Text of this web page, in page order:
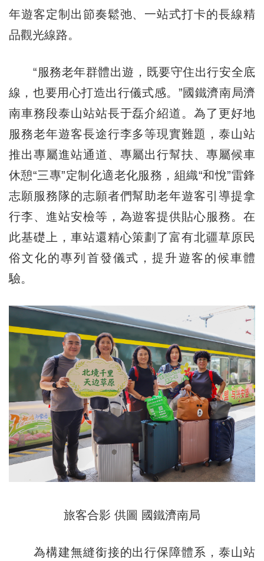
年遊客定制出節奏鬆弛、一站式打卡的長線精
品觀光線路。
“服務老年群體出遊，既要守住出行安全底
線，也要用心打造出行儀式感。”國鐵濟南局濟
南車務段泰山站站長于磊介紹道。為了更好地
服務老年遊客長途行李多等現實難題，泰山站
推出專屬進站通道、專屬出行幫扶、專屬候車
休憩“三專”定制化適老化服務，組織“和悅”雷鋒
志願服務隊的志願者們幫助老年遊客引導提拿
行李、進站安檢等，為遊客提供貼心服務。在
此基礎上，車站還精心策劃了富有北疆草原民
俗文化的專列首發儀式，提升遊客的候車體
驗。
旅客合影 供圖 國鐵濟南局
為構建無縫銜接的出行保障體系，泰山站